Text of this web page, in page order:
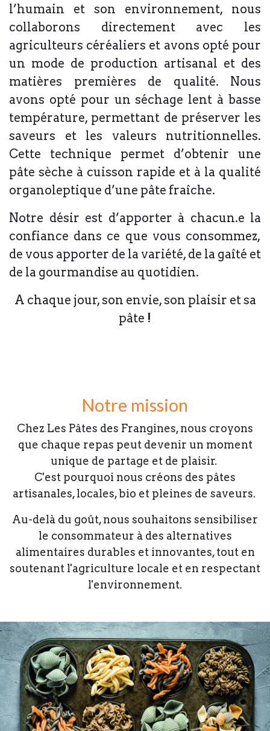
l’humain et son environnement, nous
collaborons directement avec les
agriculteurs céréaliers et avons opté pour
un mode de production artisanal et des
matières premières de qualité. Nous
avons opté pour un séchage lent à basse
température, permettant de préserver les
saveurs et les valeurs nutritionnelles.
Cette technique permet d’obtenir une
pâte sèche à cuisson rapide et à la qualité
organoleptique d’une pâte fraîche.
Notre désir est d’apporter à chacun.e la
confiance dans ce que vous consommez,
de vous apporter de la variété, de la gaîté et
de la gourmandise au quotidien.
A chaque jour, son envie, son plaisir et sa
pâte !
Notre mission
Chez Les Pâtes des Frangines, nous croyons
que chaque repas peut devenir un moment
unique de partage et de plaisir.
C'est pourquoi nous créons des pâtes
artisanales, locales, bio et pleines de saveurs.
Au-delà du goût, nous souhaitons sensibiliser
le consommateur à des alternatives
alimentaires durables et innovantes, tout en
soutenant l'agriculture locale et en respectant
l'environnement.